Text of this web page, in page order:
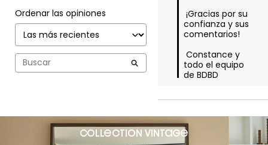
Ordenar las opiniones
¡Gracias por su
confianza y sus
comentarios!
Constance y
todo el equipo
de BDBD
collection VINTAGE